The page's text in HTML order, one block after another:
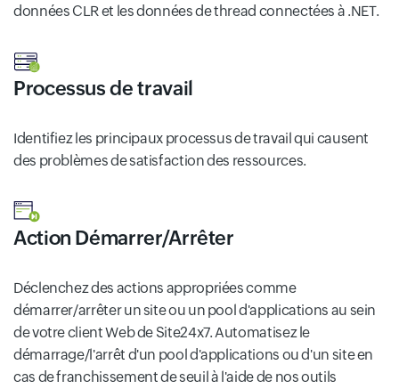
données CLR et les données de thread connectées à .NET.
Processus de travail
Identifiez les principaux processus de travail qui causent
des problèmes de satisfaction des ressources.
Action Démarrer/Arrêter
Déclenchez des actions appropriées comme
démarrer/arrêter un site ou un pool d'applications au sein
de votre client Web de Site24x7. Automatisez le
démarrage/l'arrêt d'un pool d'applications ou d'un site en
cas de franchissement de seuil à l'aide de nos outils